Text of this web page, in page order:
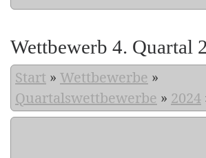
Wettbewerb 4. Quartal
Start » Wettbewerbe »
Quartalswettbewerbe » 2024